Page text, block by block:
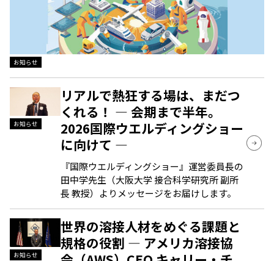
お知らせ
お知らせ
リアルで熱狂する場は、まだつ
くれる！ ― 会期まで半年。
2026国際ウエルディングショー
に向けて ―
『国際ウエルディングショー』運営委員長の
田中学先生（大阪大学 接合科学研究所 副所
長 教授）よりメッセージをお届けします。
お知らせ
世界の溶接人材をめぐる課題と
規格の役割 ― アメリカ溶接協